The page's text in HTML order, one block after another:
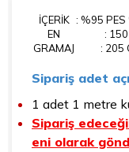
İÇERİK : %95 PES
EN
:
GRAMAJ
: 205
Sipariş adet
1 adet 1 metre
Sipariş
eni olarak